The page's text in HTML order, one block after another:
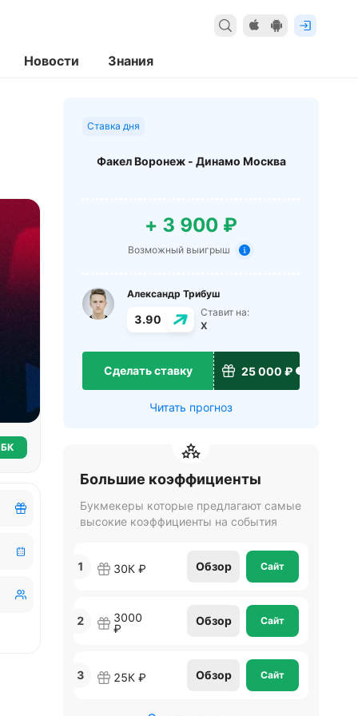
Новости Знания
БК
Ставка дня
Факел Воронеж - Динамо Москва
+ 3 900 ₽
Возможный выигрыш
Александр Трибуш
3.90
Ставит на:
X
Сделать ставку 25 000 ₽
Читать прогноз
Большие коэффициенты
Букмекеры которые предлагают самые
высокие коэффициенты на события
1 30К ₽ Обзор Сайт
2
3000
₽
Обзор Сайт
3 25К ₽ Обзор Сайт